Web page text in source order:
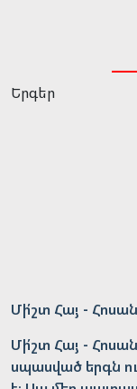
Երգեր
Մի՛շտ Հայ -
Մի՛շտ Հայ -
սպասված երգն